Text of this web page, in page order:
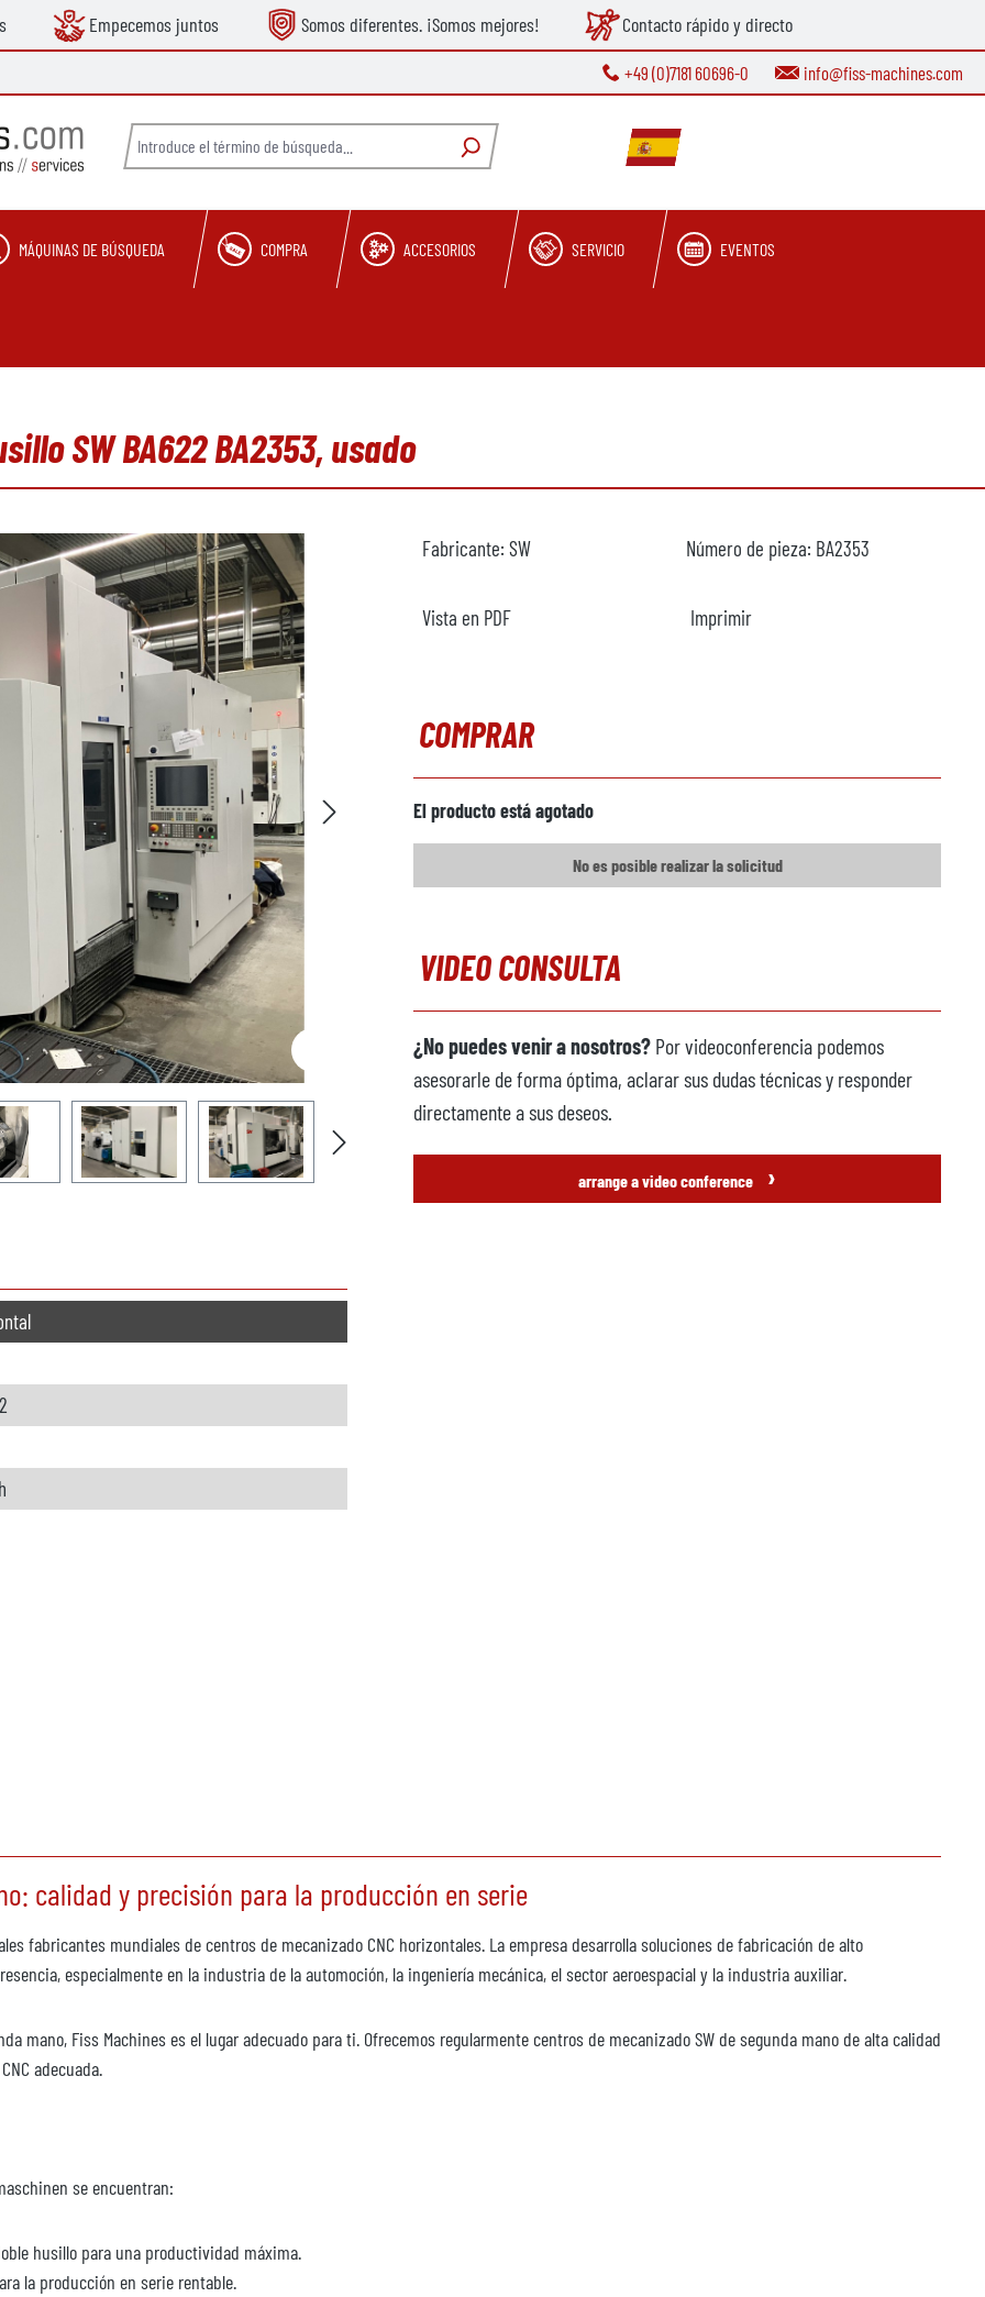
Empecemos juntos Somos diferentes. ¡Somos mejores! Contacto rápido y directo
+49 (0)7181 60696-0 info@fiss-machines.com
MÁQUINAS DE BÚSQUEDA COMPRA ACCESORIOS SERVICIO EVENTOS
SW BA622 BA2353, usado
de plato
Fabricante: SW Número de pieza: BA2353
Vista en PDF Imprimir
COMPRAR
El producto está agotado
No es posible realizar la solicitud
VIDEO CONSULTA
¿No puedes venir a nosotros? Por videoconferencia podemos
asesorarle de forma óptima, aclarar sus dudas técnicas y responder
directamente a sus deseos.
arrange a video conference ›
calidad y precisión para la producción en serie
fabricantes mundiales de centros de mecanizado CNC horizontales. La empresa desarrolla soluciones de fabricación de alto
especialmente en la industria de la automoción, la ingeniería mecánica, el sector aeroespacial y la industria auxiliar.
mano, Fiss Machines es el lugar adecuado para ti. Ofrecemos regularmente centros de mecanizado SW de segunda mano de alta calidad
adecuada.
se encuentran:
husillo para una productividad máxima.
la producción en serie rentable.